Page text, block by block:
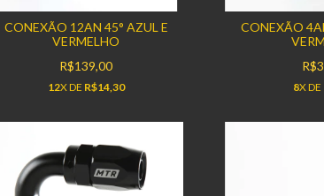
CONEXÃO 12AN 45° AZUL E
VERMELHO
R$139,00
12X DE R$14,30
CONEXÃO
8X DE